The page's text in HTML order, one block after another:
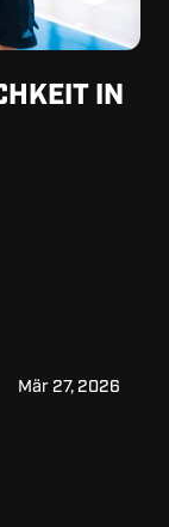
IN
Mär 27, 2026